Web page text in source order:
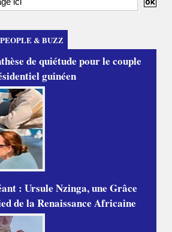
PEOPLE & BUZZ
de quiétude pour le couple
guinéen
: Ursule Nzinga, une Grâce
de la Renaissance Africaine